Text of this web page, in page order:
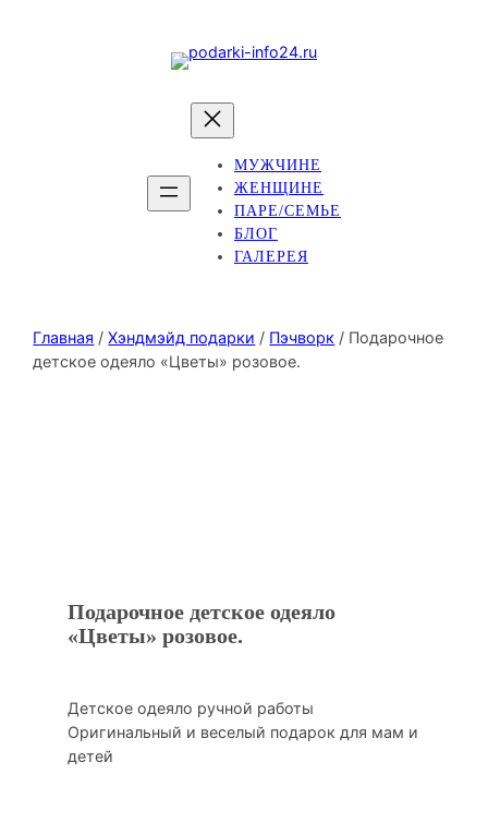
МУЖЧИНЕ
ЖЕНЩИНЕ
ПАРЕ/СЕМЬЕ
БЛОГ
ГАЛЕРЕЯ
Главная /Хэндмэйд подарки / Пэчворк / Подарочное
детское одеяло «Цветы» розовое.
Подарочное детское одеяло
«Цветы» розовое.
Детское одеяло ручной работы
Оригинальный и веселый подарок для мам и
детей